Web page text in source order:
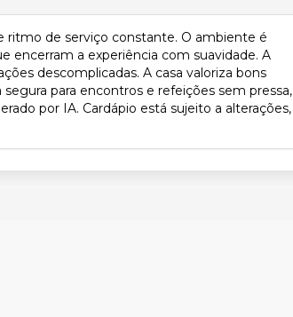
ritmo de serviço constante. O ambiente é
encerram a experiência com suavidade. A
descomplicadas. A casa valoriza bons
para encontros e refeições sem pressa,
por IA. Cardápio está sujeito a alterações,